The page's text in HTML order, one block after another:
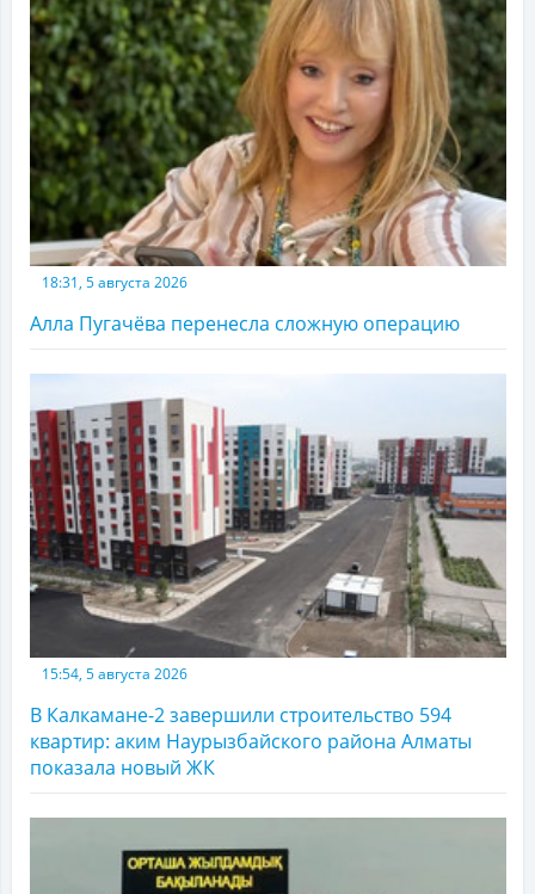
18:31, 5 августа 2026
Алла Пугачёва перенесла сложную операцию
15:54, 5 августа 2026
В Калкамане-2 завершили строительство 594
квартир: аким Наурызбайского района Алматы
показала новый ЖК